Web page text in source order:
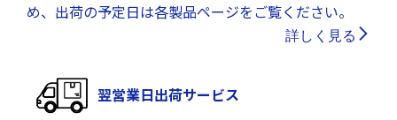
め、出荷の予定日は各製品ページをご覧ください。
詳しく見る
翌営業日出荷サービス